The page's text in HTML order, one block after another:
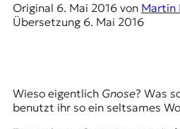
E
s
Original 6. Mai 2016von Martin
Übersetzung 6. Mai 2016
Wieso eigentlich Gnose? Was
benutzt ihr so ein seltsames